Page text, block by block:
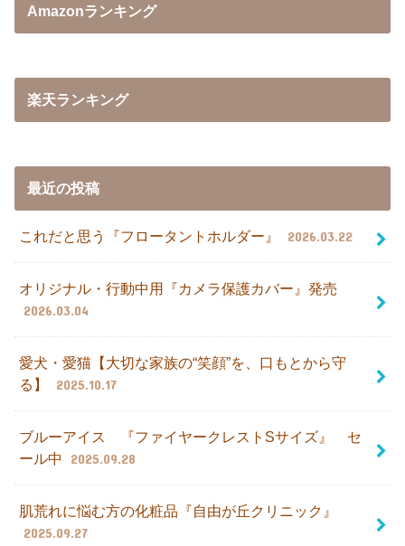
Amazonランキング
楽天ランキング
最近の投稿
これだと思う『フロータントホルダー』 2026.03.22
オリジナル・行動中用『カメラ保護カバー』発売
2026.03.04
愛犬・愛猫【大切な家族の“笑顔”を、口もとから守
る】
2025.10.17
ブルーアイス 『ファイヤークレストSサイズ』 セ
ール中
2025.09.28
肌荒れに悩む方の化粧品『自由が丘クリニック』
2025.09.27